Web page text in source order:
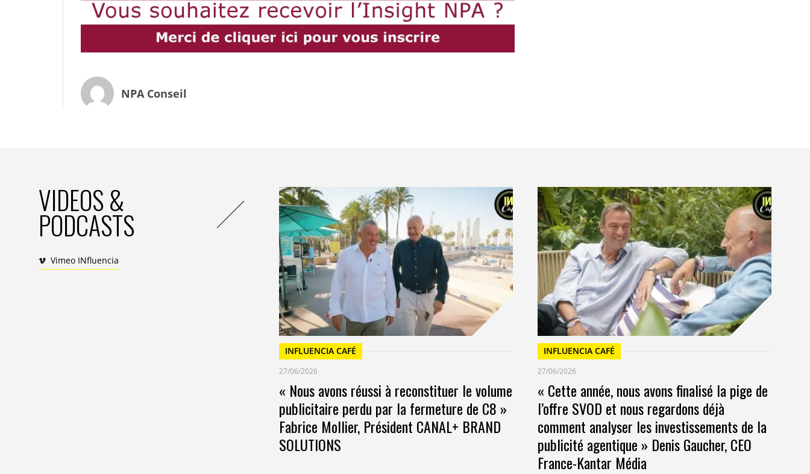
NPA Conseil
VIDEOS &
PODCASTS
Vimeo INfluencia
INFLUENCIA CAFÉ
27/06/2026
« Nous avons réussi à reconstituer le volume
publicitaire perdu par la fermeture de C8 »
Fabrice Mollier, Président CANAL+ BRAND
SOLUTIONS
INFLUENCIA CAFÉ
27/06/2026
« Cette année, nous avons finalisé la pige de
l’offre SVOD et nous regardons déjà
comment analyser les investissements de la
publicité agentique » Denis Gaucher, CEO
France-Kantar Média